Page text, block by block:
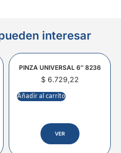
interesar
PINZA UNIVERSAL 6″ 8236
$6.729,22
Añadir al carrito
VER